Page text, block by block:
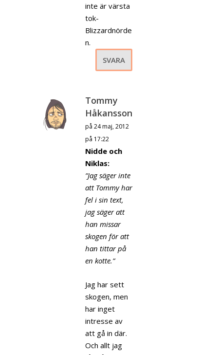
inte är värsta
tok-
Blizzardnörde
n.
SVARA
Tommy
Håkansson
på 24 maj, 2012
på 17:22
Nidde och
Niklas:
”Jag säger inte
att Tommy har
fel i sin text,
jag säger att
han missar
skogen för att
han tittar på
en kotte.”
Jag har sett
skogen, men
har inget
intresse av
att gå in där.
Och allt jag